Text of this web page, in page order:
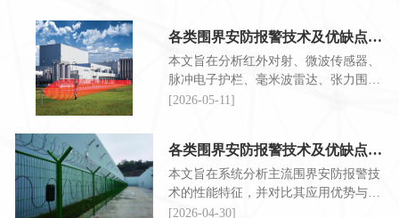
各类围界安防报警技术及优缺点说明-3
本文旨在分析红外对射、微波传感器、
脉冲电子护栏、毫米波雷达、张力围
栏、电容扰动六种探测技术的利弊，帮
[2026-05-11]
各类围界安防报警技术及优缺点说明-2
本文旨在系统分析主流围界安防报警技
术的性能特征，并对比其应用优势与技
术局限。
[2026-04-30]